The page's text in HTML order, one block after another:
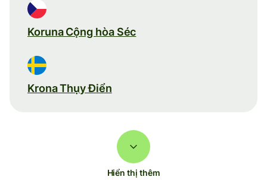
Koruna Cộng hòa Séc
Krona Thụy Điển
Hiển thị thêm